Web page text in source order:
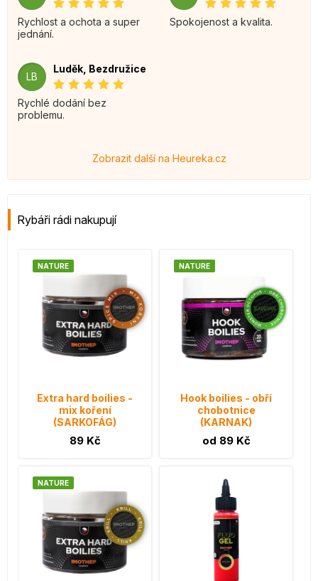
Rychlost a ochota a super
jednání.
Spokojenost a kvalita.
LB
Luděk, Bezdružice
Rychlé dodání bez
problemu.
Zobrazit další na Heureka.cz
Rybáři rádi nakupují
NATURE
Extra hard boilies -
mix koření
(SARKOFÁG)
89 Kč
NATURE
Hook boilies - obří
chobotnice
(KARNAK)
od 89 Kč
NATURE